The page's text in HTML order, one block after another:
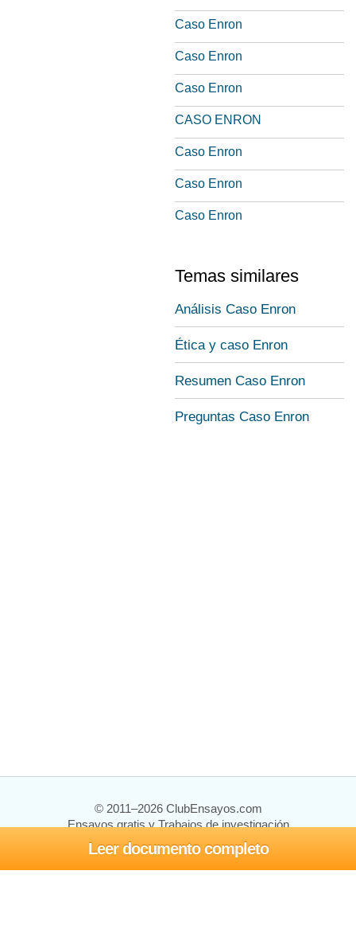
Leer documento completo
Caso Enron
Caso Enron
Caso Enron
CASO ENRON
Caso Enron
Caso Enron
Caso Enron
Temas similares
Análisis Caso Enron
Ética y caso Enron
Resumen Caso Enron
Preguntas Caso Enron
© 2011–2026 ClubEnsayos.com
Ensayos gratis y Trabajos de investigación